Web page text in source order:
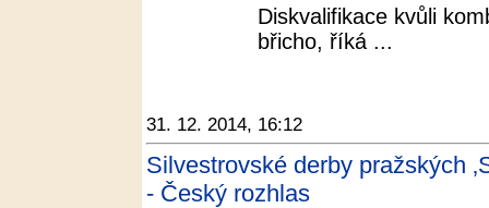
Diskvalifikace kvůli
břicho, říká ...
31. 12. 2014, 16:12
Silvestrovské derby pražských
- Český rozhlas